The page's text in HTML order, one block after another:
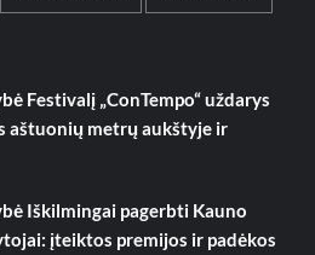
Festivalį „ConTempo“ uždarys
aštuonių metrų aukštyje ir
Iškilmingai pagerbti Kauno
įteiktos premijos ir padėkos